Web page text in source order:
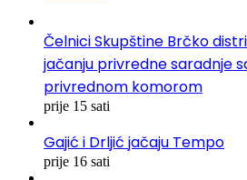
Čelnici Skupštine Brčko
jačanju privredne saradnje
privrednom komorom
prije 15 sati
Gajić i Drljić jačaju Tempo
prije 16 sati